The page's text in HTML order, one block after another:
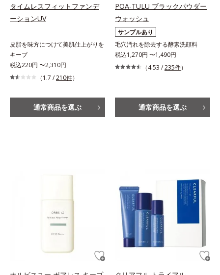
タイムレスフィットファンデ
ーションUV
皮脂を味方につけて美肌仕上がりを
キープ
税込220円 〜2,310円
（1.7 /210件）
通常商品を選ぶ
POA-TULU ブラックパウダー
ウォッシュ
サンプルあり
毛穴汚れを除去する酵素洗顔料
税込1,270円 〜1,490円
（4.53 /235件）
通常商品を選ぶ